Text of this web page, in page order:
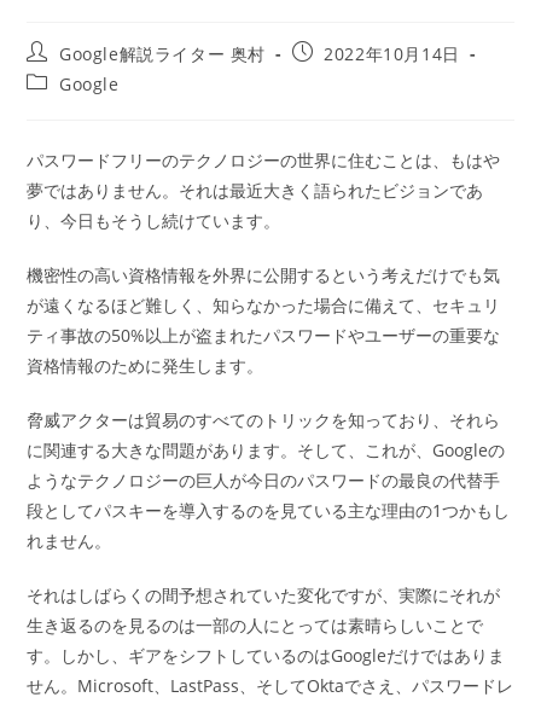
投
稿
者:
Google解説ライター 奥村
投
2022年10月14日
投
テ
ゴ
リ
ー:
Google
パスワードフリーのテクノロジーの世界に住むことは、もはや
夢ではありません。それは最近大きく語られたビジョンであ
り、今日もそうし続けています。
機密性の高い資格情報を外界に公開するという考えだけでも気
が遠くなるほど難しく、知らなかった場合に備えて、セキュリ
ティ事故の50%以上が盗まれたパスワードやユーザーの重要な
資格情報のために発生します。
脅威アクターは貿易のすべてのトリックを知っており、それら
に関連する大きな問題があります。そして、これが、Googleの
ようなテクノロジーの巨人が今日のパスワードの最良の代替手
段としてパスキーを導入するのを見ている主な理由の1つかもし
れません。
それはしばらくの間予想されていた変化ですが、実際にそれが
生き返るのを見るのは一部の人にとっては素晴らしいことで
す。しかし、ギアをシフトしているのはGoogleだけではありま
せん。Microsoft、LastPass、そしてOktaでさえ、パスワードレ